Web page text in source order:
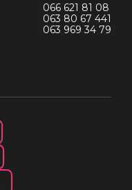
066 621 81 08
063 80 67 441
063 969 34 79